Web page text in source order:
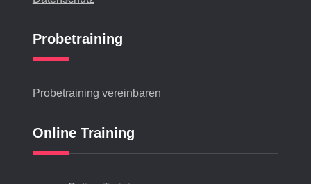
Probetraining
Probetraining vereinbaren
Online Training